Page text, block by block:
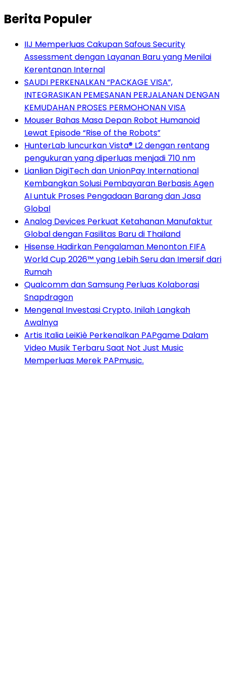
Berita Populer
IIJ Memperluas Cakupan Safous Security
Assessment dengan Layanan Baru yang Menilai
Kerentanan Internal
SAUDI PERKENALKAN “PACKAGE VISA”,
INTEGRASIKAN PEMESANAN PERJALANAN DENGAN
KEMUDAHAN PROSES PERMOHONAN VISA
Mouser Bahas Masa Depan Robot Humanoid
Lewat Episode “Rise of the Robots”
HunterLab luncurkan Vista® L2 dengan rentang
pengukuran yang diperluas menjadi 710 nm
Lianlian DigiTech dan UnionPay International
Kembangkan Solusi Pembayaran Berbasis Agen
AI untuk Proses Pengadaan Barang dan Jasa
Global
Analog Devices Perkuat Ketahanan Manufaktur
Global dengan Fasilitas Baru di Thailand
Hisense Hadirkan Pengalaman Menonton FIFA
World Cup 2026™ yang Lebih Seru dan Imersif dari
Rumah
Qualcomm dan Samsung Perluas Kolaborasi
Snapdragon
Mengenal Investasi Crypto, Inilah Langkah
Awalnya
Artis Italia LeiKiè Perkenalkan PAPgame Dalam
Video Musik Terbaru Saat Not Just Music
Memperluas Merek PAPmusic.